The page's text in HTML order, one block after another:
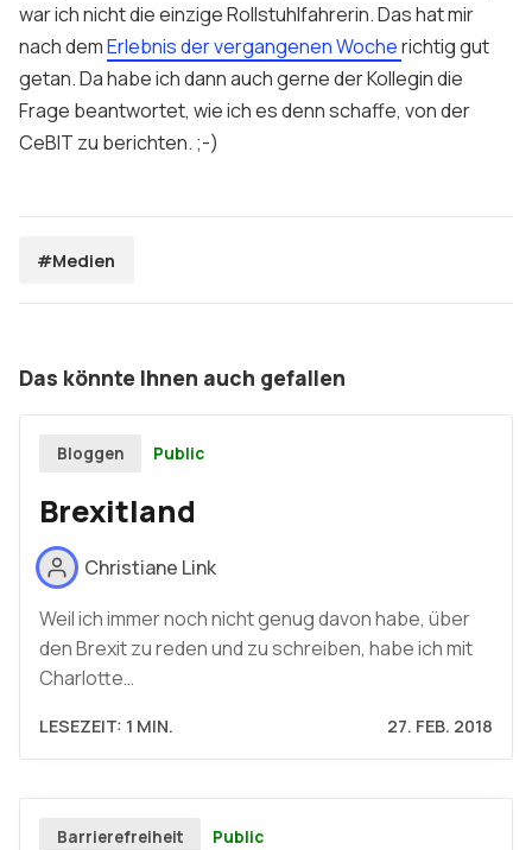
war ich nicht die einzige Rollstuhlfahrerin. Das hat mir
nach demErlebnis der vergangenen Wocherichtig gut
getan. Da habe ich dann auch gerne der Kollegin die
Frage beantwortet, wie ich es denn schaffe, von der
CeBIT zu berichten. ;-)
#Medien
Das könnte Ihnen auch gefallen
Bloggen Public
Brexitland
Christiane Link
Weil ich immer noch nicht genug davon habe, über
den Brexit zu reden und zu schreiben, habe ich mit
Charlotte…
LESEZEIT: 1 MIN. 27. FEB. 2018
Barrierefreiheit Public